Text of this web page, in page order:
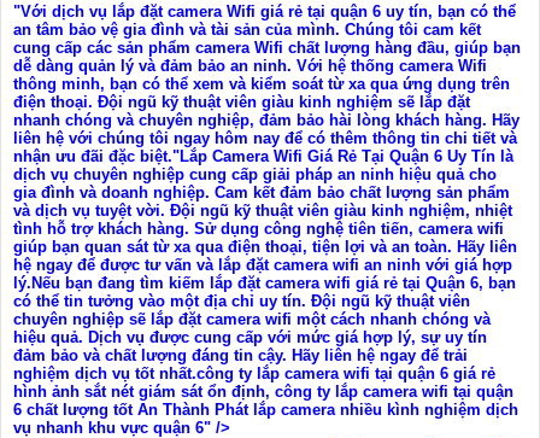
"Với dịch vụ lắp đặt camera Wifi giá rẻ tại quận 6 uy tín, bạn có thể
an tâm bảo vệ gia đình và tài sản của mình. Chúng tôi cam kết
cung cấp các sản phẩm camera Wifi chất lượng hàng đầu, giúp bạn
dễ dàng quản lý và đảm bảo an ninh. Với hệ thống camera Wifi
thông minh, bạn có thể xem và kiểm soát từ xa qua ứng dụng trên
điện thoại. Đội ngũ kỹ thuật viên giàu kinh nghiệm sẽ lắp đặt
nhanh chóng và chuyên nghiệp, đảm bảo hài lòng khách hàng. Hãy
liên hệ với chúng tôi ngay hôm nay để có thêm thông tin chi tiết và
nhận ưu đãi đặc biệt."Lắp Camera Wifi Giá Rẻ Tại Quận 6 Uy Tín là
dịch vụ chuyên nghiệp cung cấp giải pháp an ninh hiệu quả cho
gia đình và doanh nghiệp. Cam kết đảm bảo chất lượng sản phẩm
và dịch vụ tuyệt vời. Đội ngũ kỹ thuật viên giàu kinh nghiệm, nhiệt
tình hỗ trợ khách hàng. Sử dụng công nghệ tiên tiến, camera wifi
giúp bạn quan sát từ xa qua điện thoại, tiện lợi và an toàn. Hãy liên
hệ ngay để được tư vấn và lắp đặt camera wifi an ninh với giá hợp
lý.Nếu bạn đang tìm kiếm lắp đặt camera wifi giá rẻ tại Quận 6, bạn
có thể tin tưởng vào một địa chỉ uy tín. Đội ngũ kỹ thuật viên
chuyên nghiệp sẽ lắp đặt camera wifi một cách nhanh chóng và
hiệu quả. Dịch vụ được cung cấp với mức giá hợp lý, sự uy tín
đảm bảo và chất lượng đáng tin cậy. Hãy liên hệ ngay để trải
nghiệm dịch vụ tốt nhất.công ty lắp camera wifi tại quận 6 giá rẻ
hình ảnh sắt nét giám sát ổn định, công ty lắp camera wifi tại quận
6 chất lượng tốt An Thành Phát lắp camera nhiều kình nghiệm dịch
vụ nhanh khu vực quận 6" />